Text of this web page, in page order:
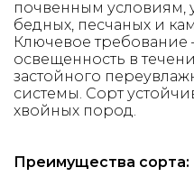
почвенным условиям,
бедных, песчаных и
Ключевое требование
освещенность в
застойного
системы. Сорт
хвойных пород.
Преимущества сорта: